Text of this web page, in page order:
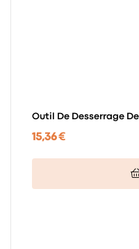
Outil De Desserrage
15,36 €